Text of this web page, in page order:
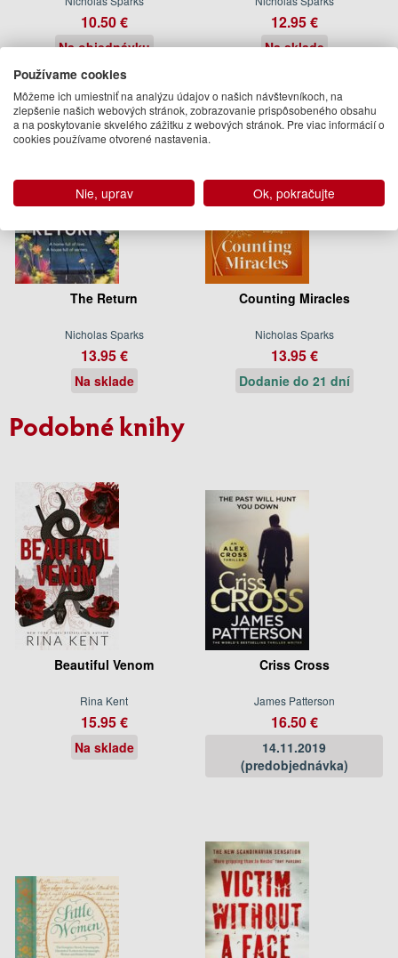
10.50 €
Na objednávku
12.95 €
Na sklade
The Return
Nicholas Sparks
13.95 €
Na sklade
Counting Miracles
Nicholas Sparks
13.95 €
Dodanie do 21 dní
Podobné knihy
Beautiful Venom
Rina Kent
15.95 €
Na sklade
Criss Cross
James Patterson
16.50 €
14.11.2019
(predobjednávka)
Používame cookies
Môžeme ich umiestniť na analýzu údajov o našich návštevníkoch, na
zlepšenie našich webových stránok, zobrazovanie prispôsobeného obsahu
a na poskytovanie skvelého zážitku z webových stránok. Pre viac informácií o
cookies používame otvorené nastavenia.
Nie, uprav Ok, pokračujte